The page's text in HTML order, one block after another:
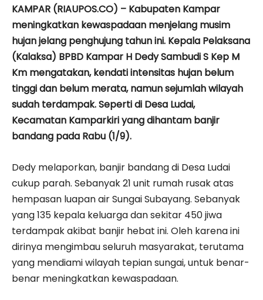
KAMPAR (RIAUPOS.CO) – Kabupaten Kampar
meningkatkan kewaspadaan menjelang musim
hujan jelang penghujung tahun ini. Kepala Pelaksana
(Kalaksa) BPBD Kampar H Dedy Sambudi S Kep M
Km mengatakan, kendati intensitas hujan belum
tinggi dan belum merata, namun sejumlah wilayah
sudah terdampak. Seperti di Desa Ludai,
Kecamatan Kamparkiri yang dihantam banjir
bandang pada Rabu (1/9).
Dedy melaporkan, banjir bandang di Desa Ludai
cukup parah. Sebanyak 21 unit rumah rusak atas
hempasan luapan air Sungai Subayang. Sebanyak
yang 135 kepala keluarga dan sekitar 450 jiwa
terdampak akibat banjir hebat ini. Oleh karena ini
dirinya mengimbau seluruh masyarakat, terutama
yang mendiami wilayah tepian sungai, untuk benar-
benar meningkatkan kewaspadaan.